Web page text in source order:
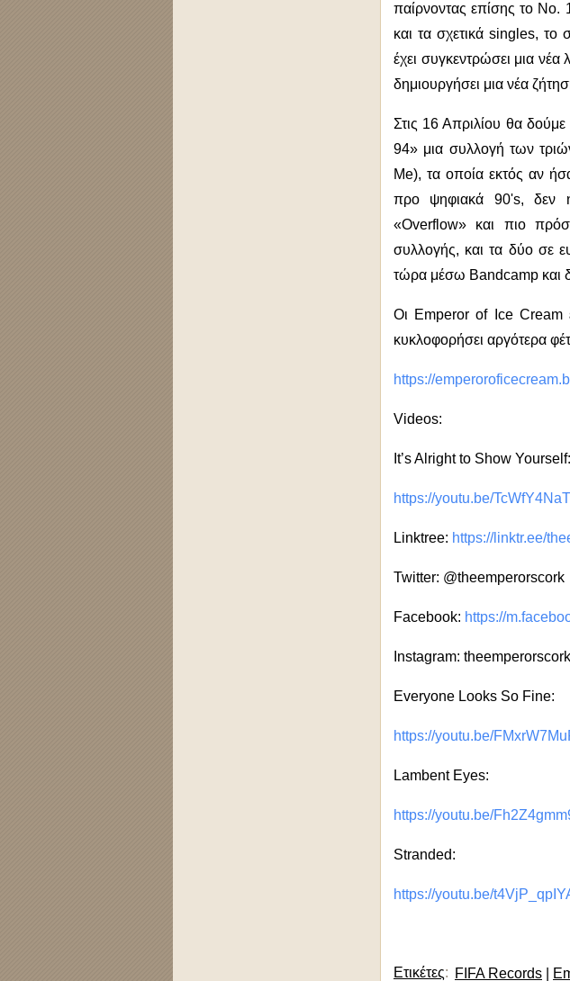
παίρνοντας επίσης το
και τα σχετικά singles, το
έχει συγκεντρώσει μια
δημιουργήσει μια νέα
Στις 16 Απριλίου θα
94» μια συλλογή των
Me), τα οποία εκτός αν
προ ψηφιακά 90's, δεν
«Overflow» και πιο
συλλογής, και τα δύο σε
τώρα μέσω Bandcamp και
Οι Emperor of Ice Cream
κυκλοφορήσει αργότερα
https://
Videos:
It’s Alright to Show Yourself:
https://youtu.be/
Linktree: https://linktr.ee/
Twitter: @theemperorscork
Facebook: https://
Instagram: theemperorscork
Everyone Looks So Fine:
https://youtu.be/
Lambent Eyes:
https://youtu.be/
Stranded:
https://youtu.be/
Ετικέτες: FIFA Records